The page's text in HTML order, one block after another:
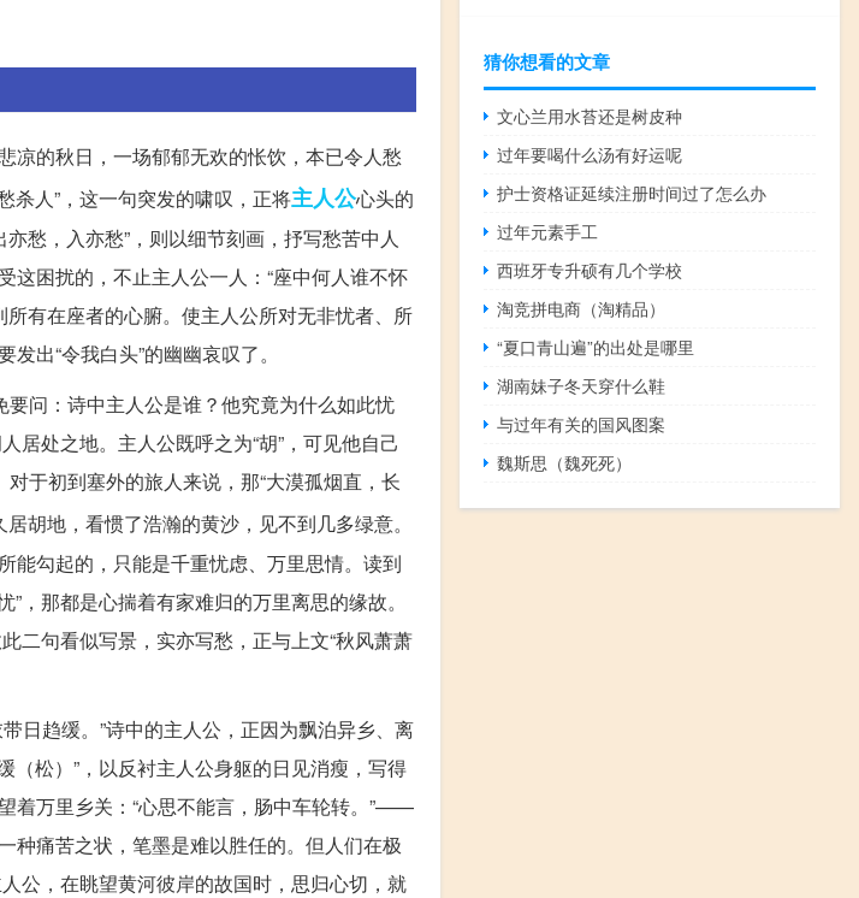
的秋日，一场郁郁无欢的怅饮，本已令人愁
杀人”，这一句突发的啸叹，正将主人公心头的
愁，入亦愁”，则以细节刻画，抒写愁苦中人
这困扰的，不止主人公一人：“座中何人谁不怀
所有在座者的心腑。使主人公所对无非忧者、所
出“令我白头”的幽幽哀叹了。
问：诗中主人公是谁？他究竟为什么如此忧
居处之地。主人公既呼之为“胡”，可见他自己
于初到塞外的旅人来说，那“大漠孤烟直，长
居胡地，看惯了浩瀚的黄沙，见不到几多绿意。
能勾起的，只能是千重忧虑、万里思情。读到
，那都是心揣着有家难归的万里离思的缘故。
二句看似写景，实亦写愁，正与上文“秋风萧萧
日趋缓。”诗中的主人公，正因为飘泊异乡、离
（松）”，以反衬主人公身躯的日见消瘦，写得
着万里乡关：“心思不能言，肠中车轮转。”——
种痛苦之状，笔墨是难以胜任的。但人们在极
公，在眺望黄河彼岸的故国时，思归心切，就
猜你想看的文章
文心兰用水苔还是树皮种
过年要喝什么汤有好运呢
护士资格证延续注册时间过了怎么办
过年元素手工
西班牙专升硕有几个学校
淘竞拼电商（淘精品）
“夏口青山遍”的出处是哪里
湖南妹子冬天穿什么鞋
与过年有关的国风图案
魏斯思（魏死死）